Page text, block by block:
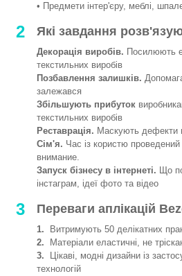
• Предмети інтер'єру, меблі,
2 Які завдання
Декорація виробів. Посилюють
текстильних виробів
Позбавлення залишків.
залежався
Збільшують прибуток
текстильних виробів
Реставрація. Маскують дефекти
Сім'я. Час із користю
внимание.
Запуск бізнесу в інтернеті. Що
інстаграм, ідеї фото та відео
3 Переваги аплікацій
1. Витримують 50 делікатних
2. Матеріали еластичні, не
3. Цікаві, модні дизайни із
технологій